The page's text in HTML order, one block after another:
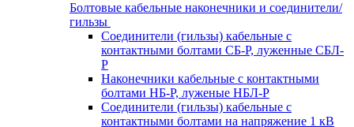
Болтовые кабельные наконечники и соединители/
гильзы
Соединители (гильзы) кабельные с
контактными болтами СБ-Р, луженные СБЛ-
Р
Наконечники кабельные с контактными
болтами НБ-Р, луженые НБЛ-Р
Соединители (гильзы) кабельные с
контактными болтами на напряжение 1 кВ